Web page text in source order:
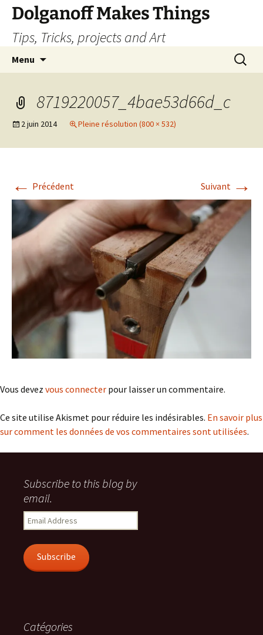
Dolganoff Makes Things
Tips, Tricks, projects and Art
Menu
8719220057_4bae53d66d_c
2 juin 2014 Pleine résolution (800 × 532)
← Précédent Suivant →
Vous devez vous connecter pour laisser un commentaire.
Ce site utilise Akismet pour réduire les indésirables. En savoir plus
sur comment les données de vos commentaires sont utilisées.
Subscribe to this blog by
email.
Email
Address
Subscribe
Catégories